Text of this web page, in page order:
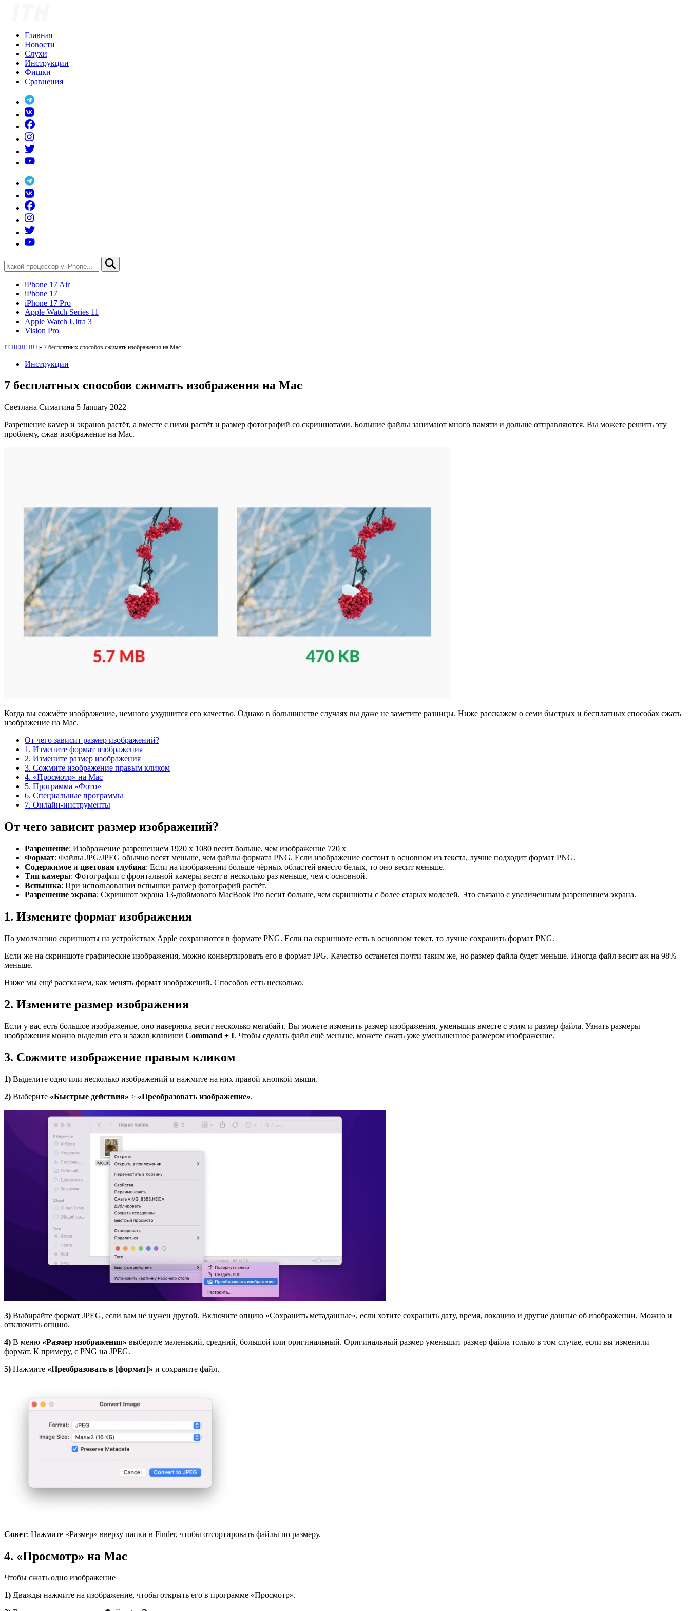
Главная
Новости
Слухи
Инструкции
Фишки
Сравнения
iPhone 17 Air
iPhone 17
iPhone 17 Pro
Apple Watch Series 11
Apple Watch Ultra 3
Vision Pro
IT-HERE.RU » 7 бесплатных способов сжимать изображения на Mac
Инструкции
7 бесплатных способов сжимать изображения на Mac
Светлана Симагина 5 January 2022
Разрешение камер и экранов растёт, а вместе с ними растёт и размер фотографий со скриншотами. Большие файлы занимают много памяти и дольше отправляются. Вы можете решить эту
проблему, сжав изображение на Mac.
Когда вы сожмёте изображение, немного ухудшится его качество. Однако в большинстве случаях вы даже не заметите разницы. Ниже расскажем о семи быстрых и бесплатных способах сжать
изображение на Mac.
От чего зависит размер изображений?
1. Измените формат изображения
2. Измените размер изображения
3. Сожмите изображение правым кликом
4. «Просмотр» на Mac
5. Программа «Фото»
6. Специальные программы
7. Онлайн-инструменты
От чего зависит размер изображений?
Разрешение: Изображение разрешением 1920 x 1080 весит больше, чем изображение 720 x
Формат: Файлы JPG/JPEG обычно весят меньше, чем файлы формата PNG. Если изображение состоит в основном из текста, лучше подходит формат PNG.
Содержимое и цветовая глубина: Если на изображении больше чёрных областей вместо белых, то оно весит меньше.
Тип камеры: Фотографии с фронтальной камеры весят в несколько раз меньше, чем с основной.
Вспышка: При использовании вспышки размер фотографий растёт.
Разрешение экрана: Скриншот экрана 13-дюймового MacBook Pro весит больше, чем скриншоты с более старых моделей. Это связано с увеличенным разрешением экрана.
1. Измените формат изображения
По умолчанию скриншоты на устройствах Apple сохраняются в формате PNG. Если на скриншоте есть в основном текст, то лучше сохранить формат PNG.
Если же на скриншоте графические изображения, можно конвертировать его в формат JPG. Качество останется почти таким же, но размер файла будет меньше. Иногда файл весит аж на 98%
меньше.
Ниже мы ещё расскажем, как менять формат изображений. Способов есть несколько.
2. Измените размер изображения
Если у вас есть большое изображение, оно наверняка весит несколько мегабайт. Вы можете изменить размер изображения, уменьшив вместе с этим и размер файла. Узнать размеры
изображения можно выделив его и зажав клавиши Command + I. Чтобы сделать файл ещё меньше, можете сжать уже уменьшенное размером изображение.
3. Сожмите изображение правым кликом
1) Выделите одно или несколько изображений и нажмите на них правой кнопкой мыши.
2) Выберите «Быстрые действия» > «Преобразовать изображение».
3) Выбирайте формат JPEG, если вам не нужен другой. Включите опцию «Сохранить метаданные», если хотите сохранить дату, время, локацию и другие данные об изображении. Можно и
отключить опцию.
4) В меню «Размер изображения» выберите маленький, средний, большой или оригинальный. Оригинальный размер уменьшит размер файла только в том случае, если вы изменили
формат. К примеру, с PNG на JPEG.
5) Нажмите «Преобразовать в [формат]» и сохраните файл.
Совет: Нажмите «Размер» вверху папки в Finder, чтобы отсортировать файлы по размеру.
4. «Просмотр» на Mac
Чтобы сжать одно изображение
1) Дважды нажмите на изображение, чтобы открыть его в программе «Просмотр».